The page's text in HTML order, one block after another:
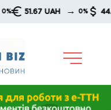
51.67 UAH → 0% 44.76